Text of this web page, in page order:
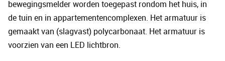
bewegingsmelder worden toegepast rondom het huis, in
de tuin en in appartementencomplexen. Het armatuur is
gemaakt van (slagvast) polycarbonaat. Het armatuur is
voorzien van een LED lichtbron.